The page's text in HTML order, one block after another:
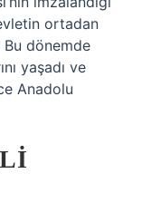
ortadan
Bu dönemde
yaşadı ve
Anadolu